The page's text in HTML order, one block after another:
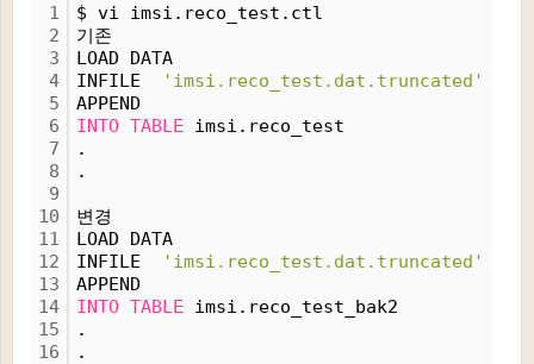
1
2
3
4
5
6
7
8
9
10
11
12
13
14
15
16
$ vi imsi.reco_test.ctl
기존
LOAD DATA
INFILE
'imsi.reco_test.dat.truncated'
APPEND
INTO TABLE imsi.reco_test
.
.
변경
LOAD DATA
INFILE
'imsi.reco_test.dat.truncated'
APPEND
INTO TABLE imsi.reco_test_bak2
.
.